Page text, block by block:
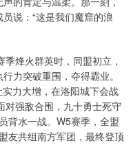
说：“这是我们魔窟的浪
季烽火群英时，同盟初立，
力突破重围，夺得霸业。
力大增，在洛阳城下会战
对强敌合围，九十勇士死守
背水一战。W5赛季，全盟
友共组南方军团，最终登顶